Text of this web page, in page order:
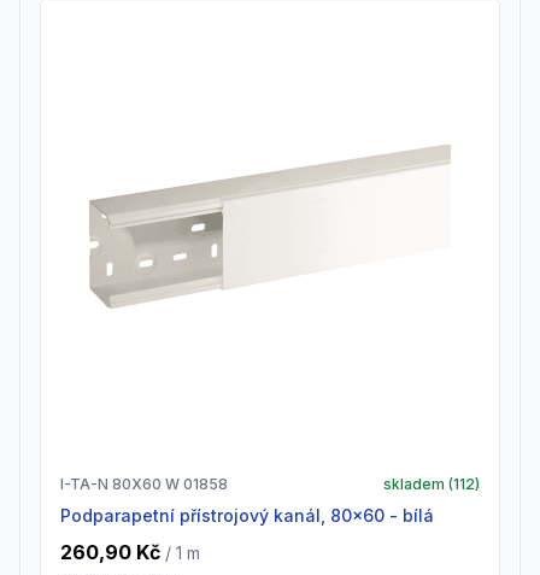
I-TA-N 80X60 W 01858 skladem (112)
Podparapetní přístrojový kanál, 80x60 - bílá
260,90 Kč / 1 m